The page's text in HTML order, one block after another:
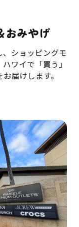
おみやげ
ショッピングモ
ワイで「買う」
届けします。